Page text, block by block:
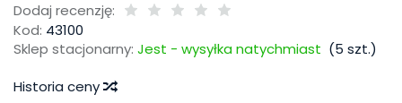
Dodaj recenzję:
Kod: 43100
Sklep stacjonarny: Jest - wysyłka natychmiast (5 szt.)
Historia ceny